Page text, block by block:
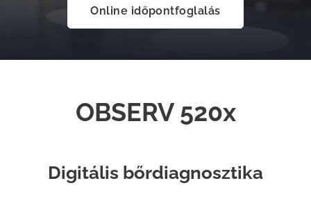
Online időpontfoglalás
OBSERV 520x
Digitális bőrdiagnosztika